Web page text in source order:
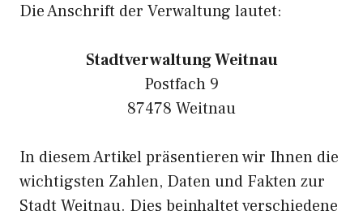
Die Anschrift der Verwaltung lautet:
Stadtverwaltung Weitnau
Postfach 9
87478 Weitnau
In diesem Artikel präsentieren wir Ihnen die
wichtigsten Zahlen, Daten und Fakten zur
Stadt Weitnau. Dies beinhaltet verschiedene